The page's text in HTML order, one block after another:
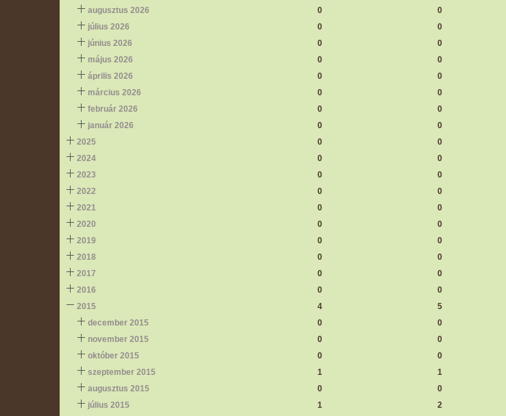
augusztus 2026
0 0
július 2026
0 0
június 2026
0 0
május 2026
0 0
április 2026
0 0
március 2026
0 0
február 2026
0 0
január 2026
0 0
2025
0 0
2024
0 0
2023
0 0
2022
0 0
2021
0 0
2020
0 0
2019
0 0
2018
0 0
2017
0 0
2016
0 0
2015
4 5
december 2015
0 0
november 2015
0 0
október 2015
0 0
szeptember 2015
1 1
augusztus 2015
0 0
július 2015
1 2